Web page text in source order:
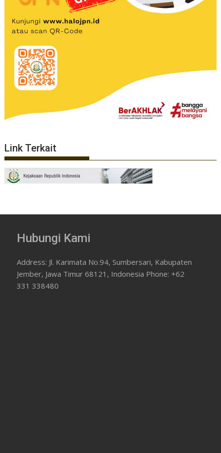
Link Terkait
Hubungi Kami
Address: Jl. Karimata No.94, Sumbersari, Kabupaten
Jember, Jawa Timur 68121, Indonesia Phone: +62
331 338480